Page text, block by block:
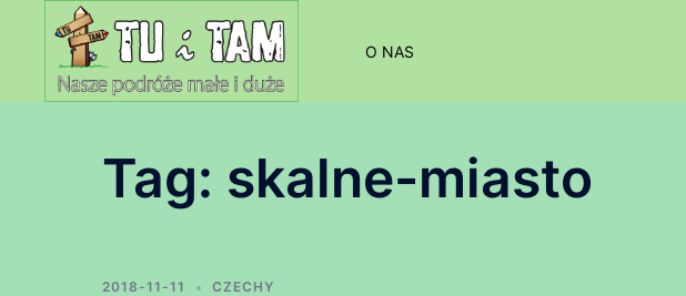
O NAS
Tag: skalne-miasto
2018-11-11 CZECHY